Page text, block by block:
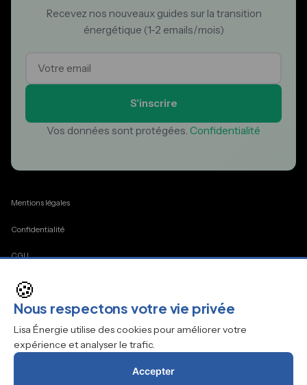
Recevez nos nouveaux guides sur la transition
énergétique (1-2 emails/mois)
S'inscrire
Vos données sont protégées. Confidentialité
Mentions légales
Confidentialité
CGU
Cookies
Contact
🍪
Nous respectons votre vie privée
Lisa Énergie utilise des cookies pour améliorer votre
expérience et analyser le trafic.
Accepter